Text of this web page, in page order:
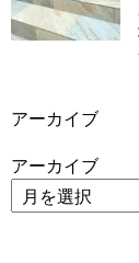
アーカイブ
アーカイブ